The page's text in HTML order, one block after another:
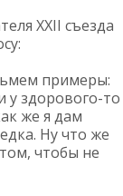
ХХІІ съезда
примеры:
у здорового-то
же я дам
Ну что же
чтобы не